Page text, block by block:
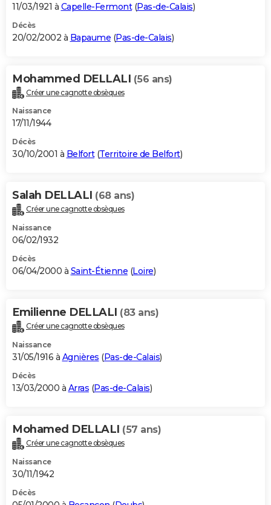
11/03/1921 à Capelle-Fermont(Pas-de-Calais)
Décès
20/02/2002 à Bapaume (Pas-de-Calais)
Mohammed DELLALI (56 ans)
Créer une cagnotte obsèques
Naissance
17/11/1944
Décès
30/10/2001 à Belfort(Territoire de Belfort)
Salah DELLALI (68 ans)
Créer une cagnotte obsèques
Naissance
06/02/1932
Décès
06/04/2000 à Saint-Étienne (Loire)
Emilienne DELLALI (83 ans)
Créer une cagnotte obsèques
Naissance
31/05/1916 à Agnières (Pas-de-Calais)
Décès
13/03/2000 à Arras (Pas-de-Calais)
Mohamed DELLALI (57 ans)
Créer une cagnotte obsèques
Naissance
30/11/1942
Décès